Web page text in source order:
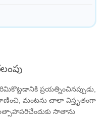
ప్రయత్నించినప్పుడు,
మంటను చాలా విస్తృతంగా
సాతాను